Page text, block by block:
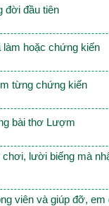
đời đầu tiên
làm hoặc chứng kiến
từng chứng kiến
bài thơ Lượm
lười biếng mà
viên và giúp đỡ, em